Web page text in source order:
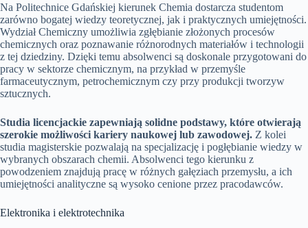
Na Politechnice Gdańskiej kierunek Chemia dostarcza studentom
zarówno bogatej wiedzy teoretycznej, jak i praktycznych umiejętności.
Wydział Chemiczny umożliwia zgłębianie złożonych procesów
chemicznych oraz poznawanie różnorodnych materiałów i technologii
z tej dziedziny. Dzięki temu absolwenci są doskonale przygotowani do
pracy w sektorze chemicznym, na przykład w przemyśle
farmaceutycznym, petrochemicznym czy przy produkcji tworzyw
sztucznych.
Studia licencjackie zapewniają solidne podstawy, które otwierają
szerokie możliwości kariery naukowej lub zawodowej. Z kolei
studia magisterskie pozwalają na specjalizację i pogłębianie wiedzy w
wybranych obszarach chemii. Absolwenci tego kierunku z
powodzeniem znajdują pracę w różnych gałęziach przemysłu, a ich
umiejętności analityczne są wysoko cenione przez pracodawców.
Elektronika i elektrotechnika